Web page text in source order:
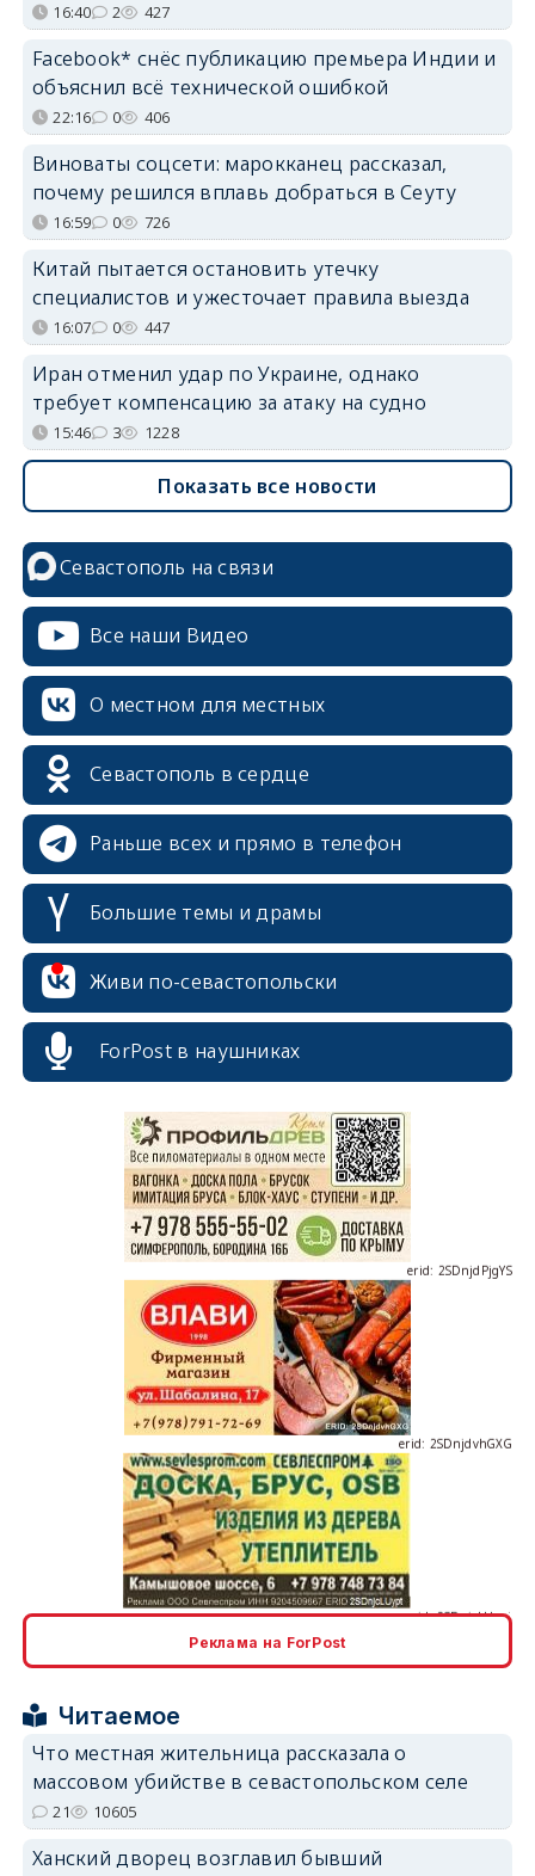
16:40 2 427
Facebook* снёс публикацию премьера Индии и
объяснил всё технической ошибкой
22:16 0 406
Виноваты соцсети: марокканец рассказал,
почему решился вплавь добраться в Сеуту
16:59 0 726
Китай пытается остановить утечку
специалистов и ужесточает правила выезда
16:07 0 447
Иран отменил удар по Украине, однако
требует компенсацию за атаку на судно
15:46 3 1228
Показать все новости
Севастополь на связи
Все наши Видео
О местном для местных
Севастополь в сердце
Раньше всех и прямо в телефон
Большие темы и драмы
Живи по-севастопольски
ForPost в наушниках
erid: 2SDnjcrDNw6
erid: 2SDnjdPjgYS
erid: 2SDnjdvhGXG
Реклама на ForPost
Читаемое
Что местная жительница рассказала о
массовом убийстве в севастопольском селе
21 10605
Ханский дворец возглавил бывший